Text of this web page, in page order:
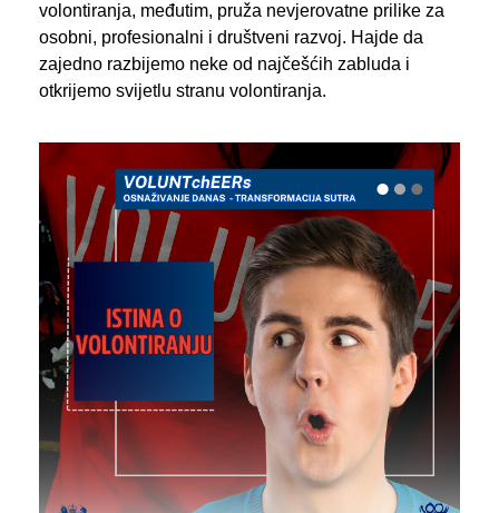
volontiranja, međutim, pruža nevjerovatne prilike za
osobni, profesionalni i društveni razvoj. Hajde da
zajedno razbijemo neke od najčešćih zabluda i
otkrijemo svijetlu stranu volontiranja.